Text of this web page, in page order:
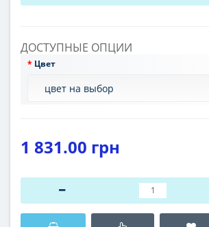
ДОСТУПНЫЕ ОПЦИИ
Цвет
1 831.00 грн